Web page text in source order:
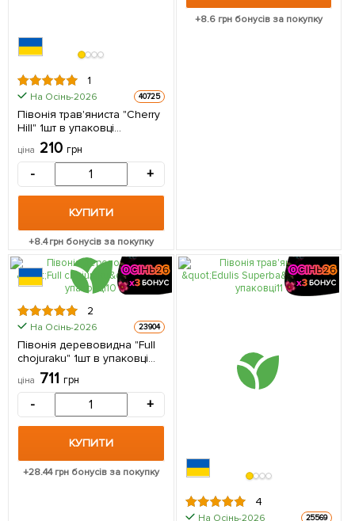
1
На Осінь-2026 40725
Півонія трав'яниста "Cherry
Hill" 1шт в упаковці
(Кореневище)
ціна 210 грн
- +
КУПИТИ
+8.4грн бонусів за покупку
+8.6 грн бонусів за покупку
2
На Осінь-2026 23904
Півонія деревовидна "Full
chojuraku" 1шт в упаковці
(Кореневище)
ціна 711 грн
- +
КУПИТИ
+28.44грн бонусів за покупку
4
На Осінь-2026 25569